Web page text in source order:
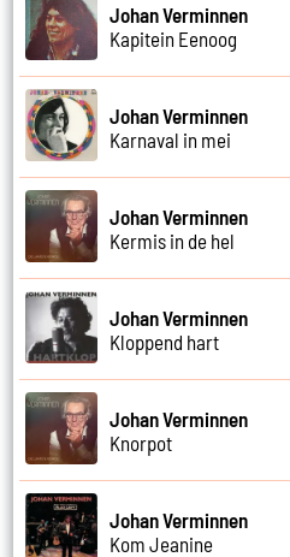
Johan Verminnen
Kapitein Eenoog
Johan Verminnen
Karnaval in mei
Johan Verminnen
Kermis in de hel
Johan Verminnen
Kloppend hart
Johan Verminnen
Knorpot
Johan Verminnen
Kom Jeanine